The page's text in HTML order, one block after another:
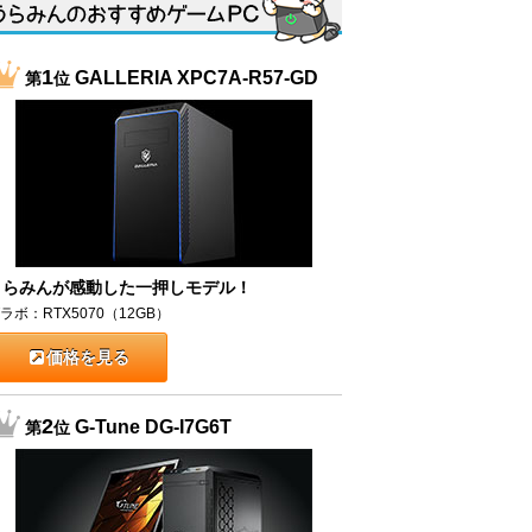
第1位GALLERIA XPC7A-R57-GD
みんが感動した一押しモデル！
ボ：RTX5070（12GB）
価格を見る
第2位G-Tune DG-I7G6T